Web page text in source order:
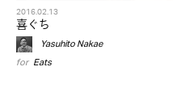
2016.02.13
喜ぐち
Yasuhito Nakae
for Eats